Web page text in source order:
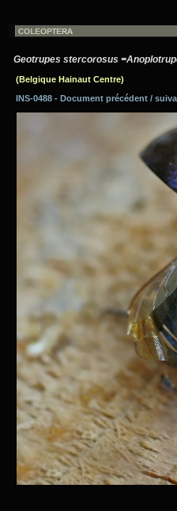
Geotrupes stercorosus
(Belgique Hainaut Centre)
INS-0488 - Document précédent /